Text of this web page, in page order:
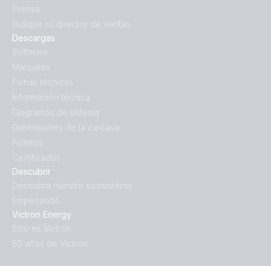
Descubrir
Descubra nuestro ecosistema
Empezando
Victron Energy
Esto es Victron
50 años de Victron
Descargas
Software
Manuales
Fichas técnicas
Información técnica
Diagramas de sistema
Dimensiones de la carcasa
Folletos
Certificados
Prensa
Busque su director de ventas